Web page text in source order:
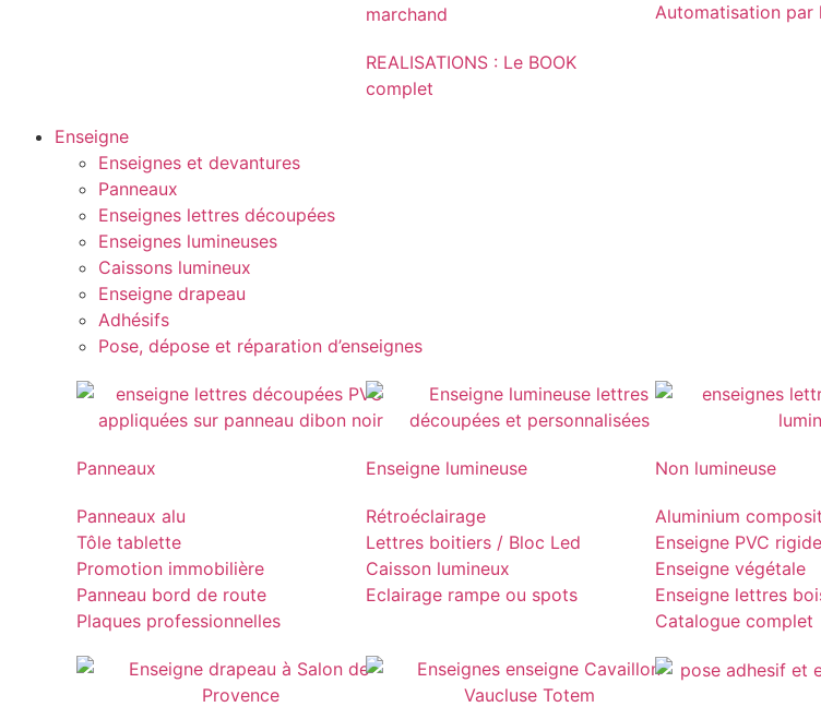
marchand
REALISATIONS : Le BOOK
complet
Automatisation par
Enseigne
Enseignes et devantures
Panneaux
Enseignes lettres découpées
Enseignes lumineuses
Caissons lumineux
Enseigne drapeau
Adhésifs
Pose, dépose et réparation d’enseignes
Panneaux
Panneaux alu
Tôle tablette
Promotion immobilière
Panneau bord de route
Plaques professionnelles
Enseigne lumineuse
Rétroéclairage
Lettres boitiers / Bloc Led
Caisson lumineux
Eclairage rampe ou spots
Non lumineuse
Aluminium
Enseigne PVC rigide
Enseigne végétale
Enseigne lettres
Catalogue complet